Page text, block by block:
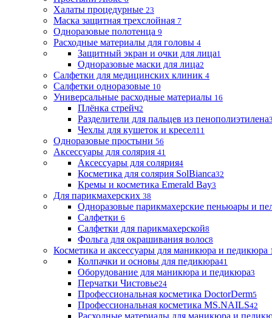
Халаты процедурные 23
Маска защитная трехслойная 7
Одноразовые полотенца 9
Расходные материалы для головы 4
Защитный экран и очки для лица1
Одноразовые маски для лица2
Салфетки для медицинских клиник 4
Салфетки одноразовые 10
Универсальные расходные материалы 16
Плёнка стрейч2
Разделители для пальцев из пенополиэтилена3
Чехлы для кушеток и кресел11
Одноразовые простыни 56
Аксессуары для солярия 41
Аксессуары для солярия4
Косметика для солярия SolBianca32
Кремы и косметика Emerald Bay3
Для парикмахерских 38
Одноразовые парикмахерские пеньюары и
Салфетки 6
Салфетки для парикмахерской8
Фольга для окрашивания волос8
Косметика и аксессуары для маникюра и педикюра
Колпачки и основы для педикюра41
Оборудование для маникюра и педикюра3
Перчатки Чистовье24
Профессиональная косметика DoctorDerm5
Профессиональная косметика MS.NAILS42
Расходные материалы для маникюра и